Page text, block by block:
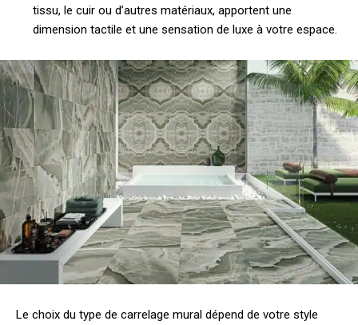
tissu, le cuir ou d’autres matériaux, apportent une
dimension tactile et une sensation de luxe à votre espace.
Le choix du type de carrelage mural dépend de votre style